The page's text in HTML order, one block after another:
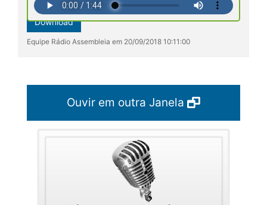
Download
Equipe Rádio Assembleia em 20/09/2018 10:11:00
Ouvir em outra Janela